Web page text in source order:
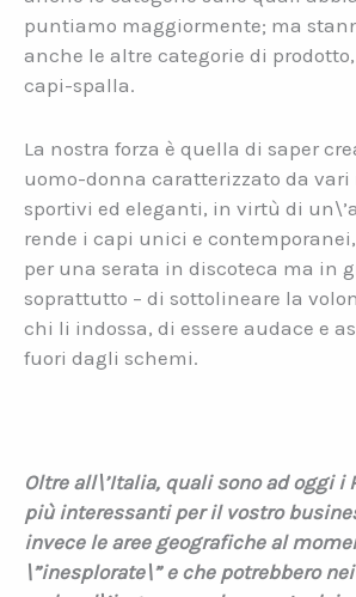
puntiamo maggiormente; ma
anche le altre categorie di
capi-spalla.
La nostra forza è quella di saper
uomo-donna caratterizzato da
sportivi ed eleganti, in virtù di
rende i capi unici e
per una serata in discoteca ma in
soprattutto – di sottolineare la
chi li indossa, di essere audace e
fuori dagli schemi.
Oltre all\’Italia, quali sono ad oggi i
più interessanti per il vostro
invece le aree geografiche al
\”inesplorate\” e che potrebbero